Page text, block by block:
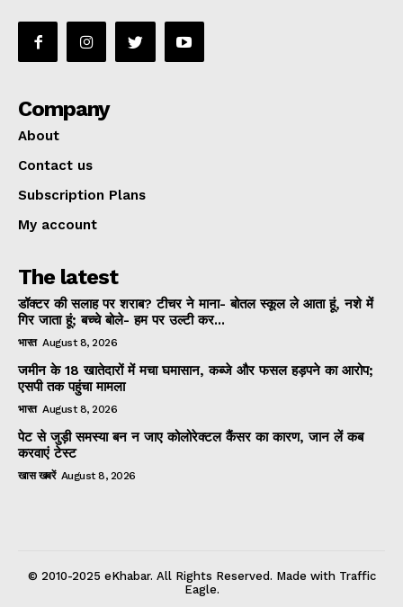
Company
About
Contact us
Subscription Plans
My account
The latest
डॉक्टर की सलाह पर शराब? टीचर ने माना- बोतल स्कूल ले आता हूं, नशे में
गिर जाता हूं; बच्चे बोले- हम पर उल्टी कर...
भारत August 8, 2026
जमीन के 18 खातेदारों में मचा घमासान, कब्जे और फसल हड़पने का आरोप;
एसपी तक पहुंचा मामला
भारत August 8, 2026
पेट से जुड़ी समस्या बन न जाए कोलोरेक्टल कैंसर का कारण, जान लें कब
करवाएं टेस्ट
खास खबरें August 8, 2026
© 2010-2025 eKhabar. All Rights Reserved. Made with Traffic
Eagle.